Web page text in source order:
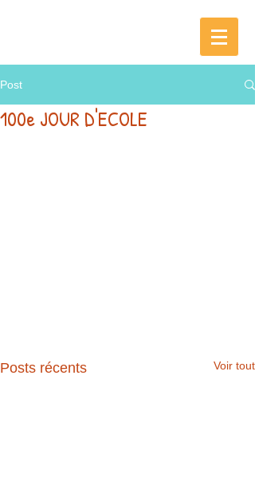
Post
100e JOUR D'ECOLE
Posts récents Voir tout